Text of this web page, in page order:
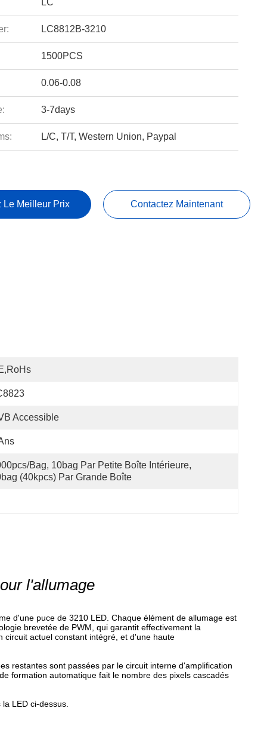
LC
LC8812B-3210
1500PCS
0.06-0.08
3-7days
L/C, T/T, Western Union, Paypal
Le Meilleur Prix Contactez Maintenant
Accessible
bag, 10bag Par Petite Boîte Intérieure,
(40kpcs) Par Grande Boîte
l'allumage
d'une puce de 3210 LED. Chaque élément de allumage est
brevetée de PWM, qui garantit effectivement la
circuit actuel constant intégré, et d'une haute
restantes sont passées par le circuit interne d'amplification
formation automatique fait le nombre des pixels cascadés
LED ci-dessus.